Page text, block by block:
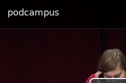
podcampus